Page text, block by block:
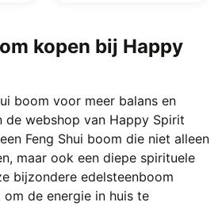
kopen bij Happy
boom voor meer balans en
de webshop van Happy Spirit
Feng Shui boom die niet alleen
maar ook een diepe spirituele
bijzondere edelsteenboom
de energie in huis te